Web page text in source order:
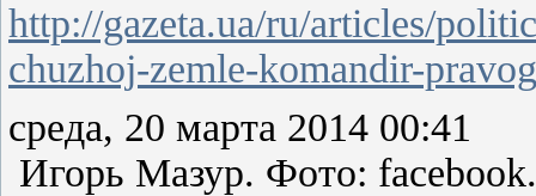
http://gazeta.ua/ru/articles/
chuzhoj-zemle-komandir-
среда, 20 марта 2014 00:41
Игорь Мазур. Фото: